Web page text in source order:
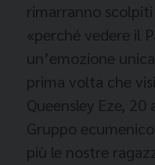
rimarranno
«perché vedere il
un’emozione
prima volta che
Queensley Eze,
Gruppo
più le nostre